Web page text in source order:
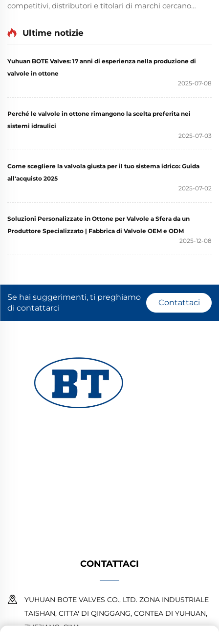
competitivi, distributori e titolari di marchi cercano
flessibile, qualità costante e fornitura stabile. Presso
Yuhuan BOTE Valves Co., Ltd., siamo specializzati in
Ultime notizie
Yuhuan BOTE Valves: 17 anni di esperienza nella produzione di
valvole in ottone
2025-07-08
Perché le valvole in ottone rimangono la scelta preferita nei
sistemi idraulici
2025-07-03
Come scegliere la valvola giusta per il tuo sistema idrico: Guida
all'acquisto 2025
2025-07-02
Soluzioni Personalizzate in Ottone per Valvole a Sfera da un
Produttore Specializzato | Fabbrica di Valvole OEM e ODM
2025-12-08
Se hai suggerimenti, ti preghiamo
di contattarci
Contattaci
CONTATTACI
YUHUAN BOTE VALVES CO., LTD. ZONA INDUSTRIALE
TAISHAN, CITTA' DI QINGGANG, CONTEA DI YUHUAN,
ZHEJIANG, CINA